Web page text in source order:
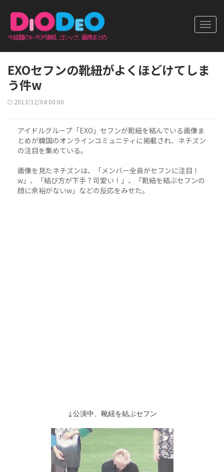
EXOセフンの靴紐がよくほどけてしま
う件w
2013/12/04 00:00
アイドルグループ「EXO」セフンが靴紐を結んでいる画像ま
とめが韓国のオンラインコミュニティに掲載され、ネチズン
の注目を集めている。
画像を見たネチズンは、「メンバー全員がセフンに注目！
w」、「結び方が下手？可愛い！」、「靴紐を結ぶセフンの
顔に余裕がないw」などの反応をみせた。
↓公演中、靴紐を結ぶセフン